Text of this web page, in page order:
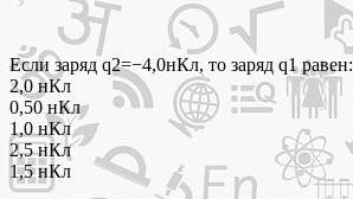
Если заряд q2=−4,0нКл, то заряд q1 равен:
2,0 нКл
0,50 нКл
1,0 нКл
2,5 нКл
1,5 нКл